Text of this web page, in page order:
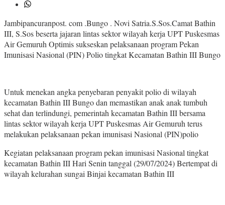
Jambipancuranpost. com .Bungo . Novi Satria.S.Sos.Camat Bathin
III, S.Sos beserta jajaran lintas sektor wilayah kerja UPT Puskesmas
Air Gemuruh Optimis sukseskan pelaksanaan program Pekan
Imunisasi Nasional (PIN) Polio tingkat Kecamatan Bathin III Bungo
Untuk menekan angka penyebaran penyakit polio di wilayah
kecamatan Bathin III Bungo dan memastikan anak anak tumbuh
sehat dan terlindungi, pemerintah kecamatan Bathin III bersama
lintas sektor wilayah kerja UPT Puskesmas Air Gemuruh terus
melakukan pelaksanaan pekan imunisasi Nasional (PIN)polio
Kegiatan pelaksanaan program pekan imunisasi Nasional tingkat
kecamatan Bathin III Hari Senin tanggal (29/07/2024) Bertempat di
wilayah kelurahan sungai Binjai kecamatan Bathin III